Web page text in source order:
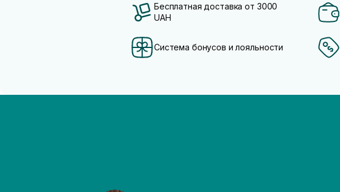
Бесплатная доставка от 3000
UAH
Система бонусов и лояльности